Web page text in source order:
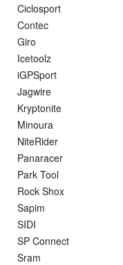
Ciclosport
Contec
Giro
Icetoolz
iGPSport
Jagwire
Kryptonite
Minoura
NiteRider
Panaracer
Park Tool
Rock Shox
Sapim
SIDI
SP Connect
Sram